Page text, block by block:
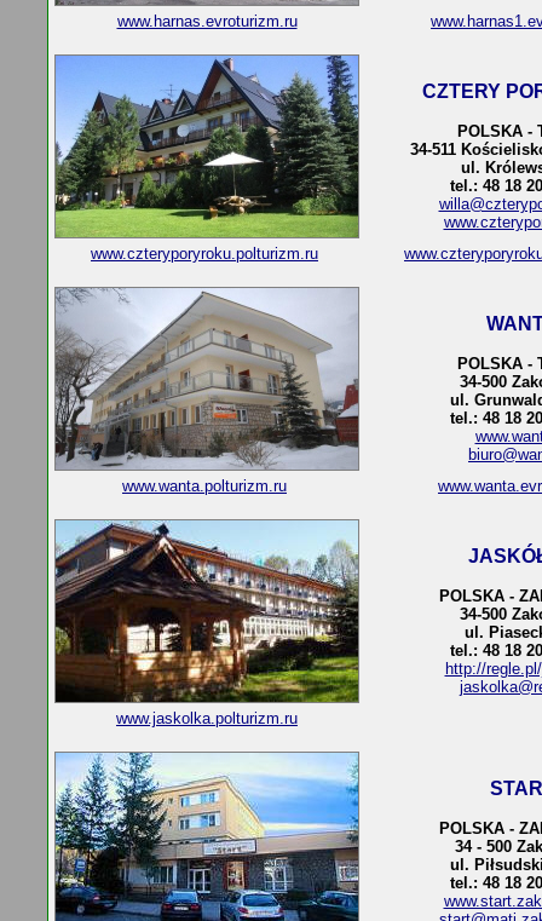
www.harnas.evroturizm.ru
CZTERY
POLSKA -
34-511
ul.
tel.: 48 18
www.czteryporyroku.polturizm.ru
POLSKA -
34-500
ul.
tel.: 48 18
www.wanta.polturizm.ru
POLSKA -
34-500
ul.
tel.: 48 18
http://
www.jaskolka.polturizm.ru
POLSKA -
34 - 500
ul.
tel.: 48 18